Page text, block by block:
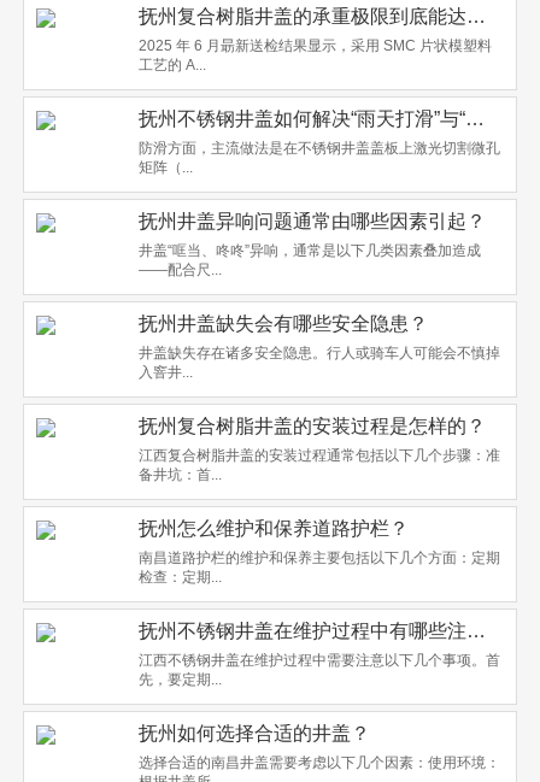
抚州复合树脂井盖的承重极限到底能达到多少吨？会不会被重卡压坏？
2025 年 6 月朂新送检结果显示，采用 SMC 片状模塑料
工艺的 A...
抚州不锈钢井盖如何解决“雨天打滑”与“夏季烫脚”两大痛点？
防滑方面，主流做法是在不锈钢井盖盖板上激光切割微孔
矩阵（...
抚州井盖异响问题通常由哪些因素引起？
井盖“哐当、咚咚”异响，通常是以下几类因素叠加造成
——配合尺...
抚州井盖缺失会有哪些安全隐患？
井盖缺失存在诸多安全隐患。行人或骑车人可能会不慎掉
入窨井...
抚州复合树脂井盖的安装过程是怎样的？
江西复合树脂井盖的安装过程通常包括以下几个步骤：准
备井坑：首...
抚州怎么维护和保养道路护栏？
南昌道路护栏的维护和保养主要包括以下几个方面：定期
检查：定期...
抚州不锈钢井盖在维护过程中有哪些注意事项？
江西不锈钢井盖在维护过程中需要注意以下几个事项。首
先，要定期...
抚州如何选择合适的井盖？
选择合适的南昌井盖需要考虑以下几个因素：使用环境：